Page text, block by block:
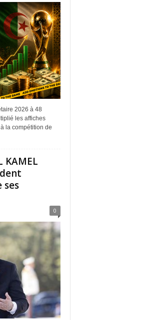
2026 à 48
les affiches
la compétition de
KAMEL
ses
0